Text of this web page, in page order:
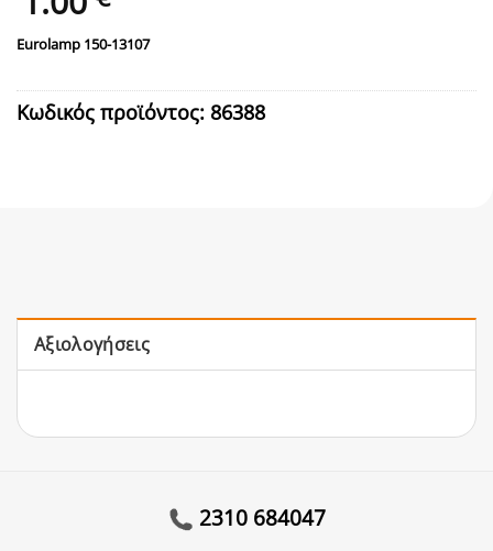
Eurolamp 150-13107
Κωδικός προϊόντος: 86388
Αξιολογήσεις
2310 684047